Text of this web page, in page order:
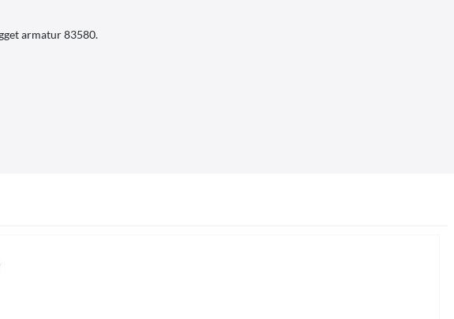
armatur 83580.